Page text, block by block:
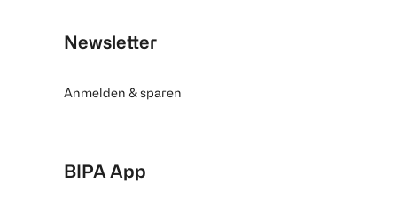
Newsletter
Anmelden & sparen
BIPA App